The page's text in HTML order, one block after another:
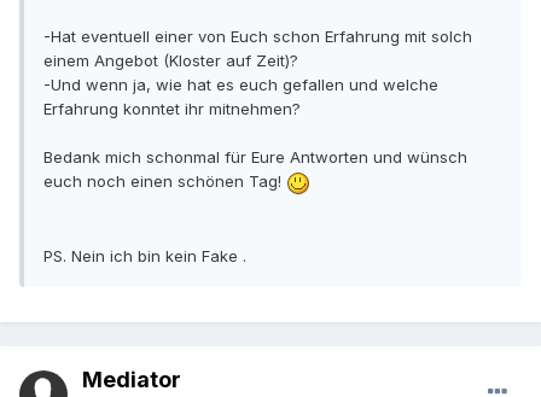
-Hat eventuell einer von Euch schon Erfahrung mit solch
einem Angebot (Kloster auf Zeit)?
-Und wenn ja, wie hat es euch gefallen und welche
Erfahrung konntet ihr mitnehmen?
Bedank mich schonmal für Eure Antworten und wünsch
euch noch einen schönen Tag!
PS. Nein ich bin kein Fake .
Mediator